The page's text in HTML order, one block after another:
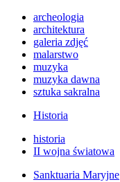
archeologia
architektura
galeria zdjęć
malarstwo
muzyka
muzyka dawna
sztuka sakralna
Historia
historia
II wojna światowa
Sanktuaria Maryjne